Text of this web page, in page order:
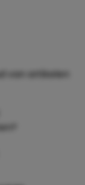
van artikelen